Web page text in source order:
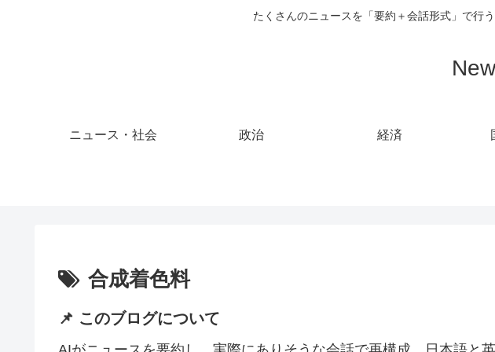
たくさんのニュースを「要約＋会話形式」で行
ニュース・社会 政治 経済
合成着色料
📌 このブログについて